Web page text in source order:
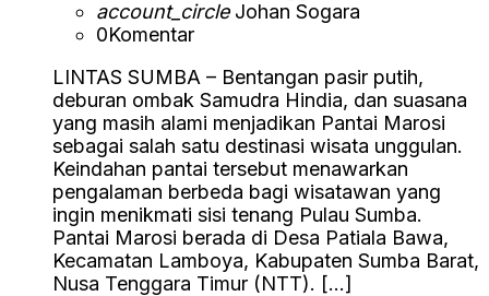
account_circleJohan Sogara
0Komentar
LINTAS SUMBA – Bentangan pasir putih,
deburan ombak Samudra Hindia, dan suasana
yang masih alami menjadikan Pantai Marosi
sebagai salah satu destinasi wisata unggulan.
Keindahan pantai tersebut menawarkan
pengalaman berbeda bagi wisatawan yang
ingin menikmati sisi tenang Pulau Sumba.
Pantai Marosi berada di Desa Patiala Bawa,
Kecamatan Lamboya, Kabupaten Sumba Barat,
Nusa Tenggara Timur (NTT). […]